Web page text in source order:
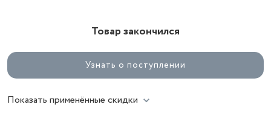
Товар закончился
Узнать о поступлении
Показать применённые скидки